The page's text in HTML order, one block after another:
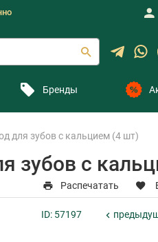
Бренды
для зубов с кальцием (4 шт)
зубов с
Распечатать
ID: 57197